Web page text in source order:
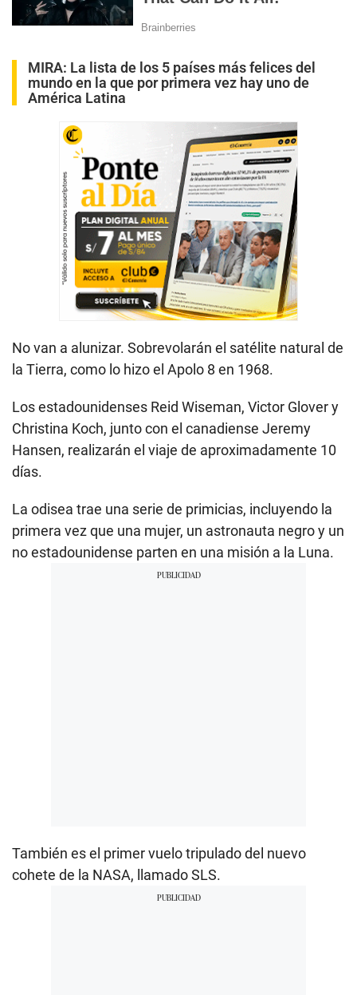
MIRA: La lista de los 5 países más felices del
mundo en la que por primera vez hay uno de
América Latina
No van a alunizar. Sobrevolarán el satélite natural de
la Tierra, como lo hizo el Apolo 8 en 1968.
Los estadounidenses Reid Wiseman, Victor Glover y
Christina Koch, junto con el canadiense Jeremy
Hansen, realizarán el viaje de aproximadamente 10
días.
La odisea trae una serie de primicias, incluyendo la
primera vez que una mujer, un astronauta negro y un
no estadounidense parten en una misión a la Luna.
También es el primer vuelo tripulado del nuevo
cohete de la NASA, llamado SLS.